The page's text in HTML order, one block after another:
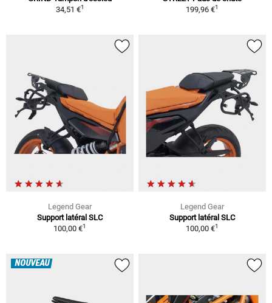
34,51 €1
199,96 €1
Legend Gear
Support latéral SLC
100,00 €1
Legend Gear
Support latéral SLC
100,00 €1
NOUVEAU